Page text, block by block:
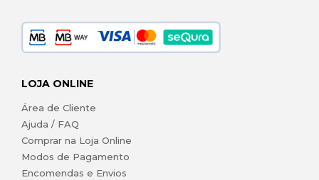
LOJA ONLINE
Área de Cliente
Ajuda / FAQ
Comprar na Loja Online
Modos de Pagamento
Encomendas e Envios